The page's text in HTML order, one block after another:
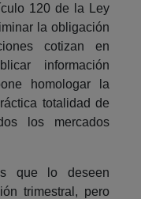
120 de la Ley
la obligación
cotizan en
información
homologar la
totalidad de
los mercados
que lo deseen
trimestral, pero